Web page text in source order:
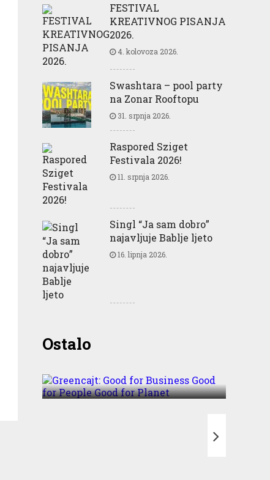
FESTIVAL
KREATIVNOG PISANJA
2026.
4. kolovoza 2026.
Swashtara – pool party
na Zonar Rooftopu
31. srpnja 2026.
Raspored Sziget
Festivala 2026!
11. srpnja 2026.
Singl “Ja sam dobro”
najavljuje Bablje ljeto
16. lipnja 2026.
OstaloGreencajt: Good for
Business Good for People